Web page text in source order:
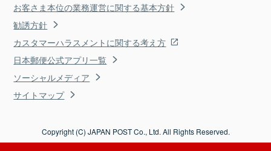
お客さま本位の業務運営に関する基本方針
勧誘方針
カスタマーハラスメントに関する考え方
日本郵便公式アプリ一覧
ソーシャルメディア
サイトマップ
Copyright (C) JAPAN POST Co., Ltd. All Rights Reserved.